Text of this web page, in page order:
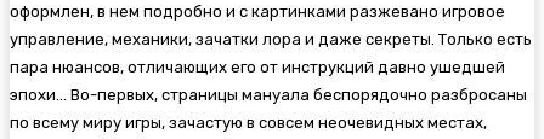
оформлен, в нем подробно и с картинками разжевано игровое
управление, механики, зачатки лора и даже секреты. Только есть
пара нюансов, отличающих его от инструкций давно ушедшей
эпохи… Во-первых, страницы мануала беспорядочно разбросаны
по всему миру игры, зачастую в совсем неочевидных местах,